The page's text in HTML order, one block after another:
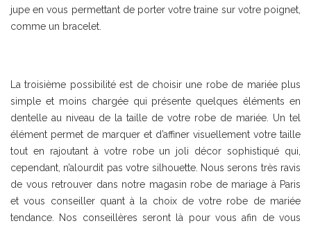
jupe en vous permettant de porter votre traine sur votre poignet,
comme un bracelet.
La troisième possibilité est de choisir une robe de mariée plus
simple et moins chargée qui présente quelques éléments en
dentelle au niveau de la taille de votre robe de mariée. Un tel
élément permet de marquer et d’affiner visuellement votre taille
tout en rajoutant à votre robe un joli décor sophistiqué qui,
cependant, n’alourdit pas votre silhouette. Nous serons très ravis
de vous retrouver dans notre magasin robe de mariage à Paris
et vous conseiller quant à la choix de votre robe de mariée
tendance. Nos conseillères seront là pour vous afin de vous